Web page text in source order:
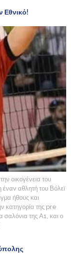
Εθνικό!
οικογένεια του
αθλητή του Βόλεϊ
ήθους και
κατηγορία της pre
της Α1, και ο